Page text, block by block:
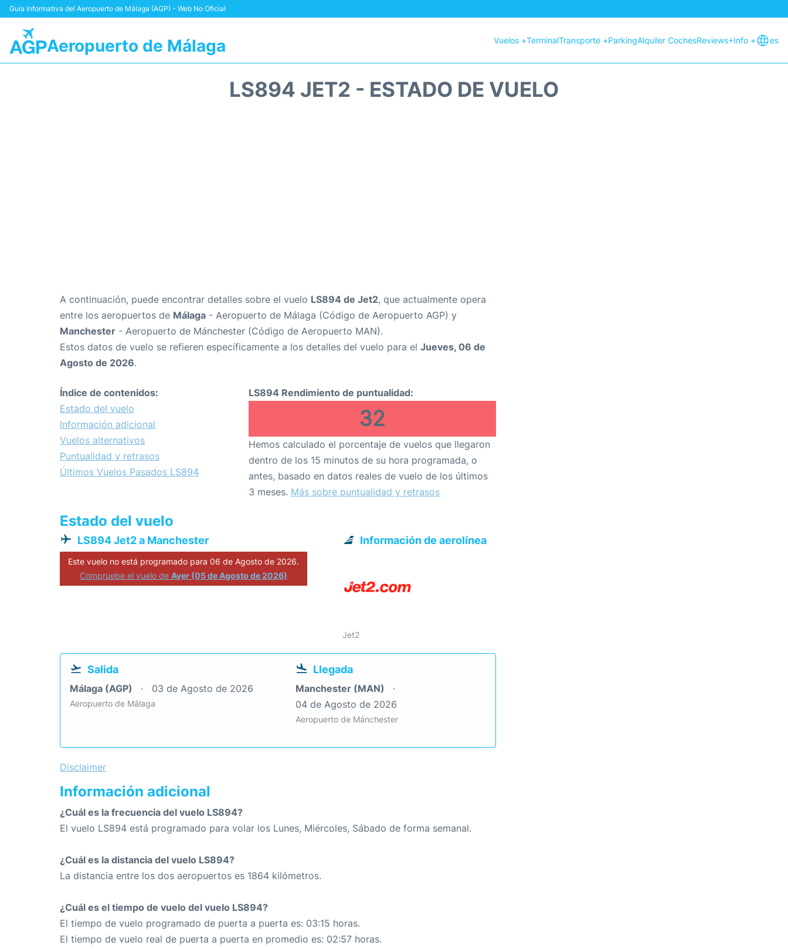
Guía Informativa del Aeropuerto de Málaga (AGP) - Web No Oficial
Aeropuerto de Málaga Vuelos +TerminalTransporte +ParkingAlquiler CochesReviews+Info + es
LS894 JET2 - ESTADO DE VUELO
A continuación, puede encontrar detalles sobre el vuelo LS894 de Jet2, que actualmente opera
entre los aeropuertos de Málaga - Aeropuerto de Málaga (Código de Aeropuerto AGP) y
Manchester - Aeropuerto de Mánchester (Código de Aeropuerto MAN).
Estos datos de vuelo se refieren específicamente a los detalles del vuelo para el Jueves, 06 de
Agosto de 2026.
Índice de contenidos:
Estado del vuelo
Información adicional
Vuelos alternativos
Puntualidad y retrasos
Últimos Vuelos Pasados LS894
LS894 Rendimiento de puntualidad:
32
Hemos calculado el porcentaje de vuelos que llegaron
dentro de los 15 minutos de su hora programada, o
antes, basado en datos reales de vuelo de los últimos
3 meses. Más sobre puntualidad y retrasos
Estado del vuelo
LS894 Jet2 a Manchester
Este vuelo no está programado para 06 de Agosto de 2026.
Compruebe el vuelo deAyer (05 de Agosto de 2026)
Información de aerolínea
Jet2
Salida
Málaga (AGP) 03 de Agosto de 2026
Aeropuerto de Málaga
Llegada
Manchester (MAN)
04 de Agosto de 2026
Aeropuerto de Mánchester
Disclaimer
Información adicional
¿Cuál es la frecuencia del vuelo LS894?
El vuelo LS894 está programado para volar los Lunes, Miércoles, Sábado de forma semanal.
¿Cuál es la distancia del vuelo LS894?
La distancia entre los dos aeropuertos es 1864 kilómetros.
¿Cuál es el tiempo de vuelo del vuelo LS894?
El tiempo de vuelo programado de puerta a puerta es: 03:15 horas.
El tiempo de vuelo real de puerta a puerta en promedio es: 02:57 horas.